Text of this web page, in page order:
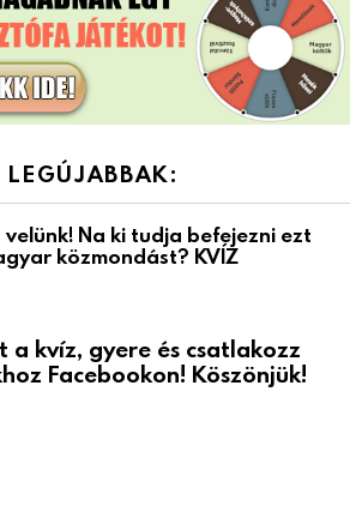
LEGÚJABBAK:
velünk! Na ki tudja befejezni ezt
közmondást? KVÍZ
a kvíz, gyere és csatlakozz
Facebookon! Köszönjük!